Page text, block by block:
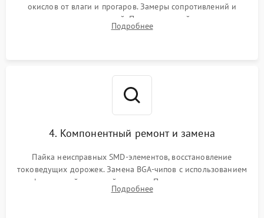
окислов от влаги и прогаров. Замеры сопротивлений и
дежурных напряжений. Проверка цепей питания,
мультиконтроллера, процессора и видеочипа.
Подробнее
4. Компонентный ремонт и замена
Пайка неисправных SMD-элементов, восстановление
токоведущих дорожек. Замена BGA-чипов с использованием
инфракрасной паяльной станции. Прошивка микросхемы
BIOS или замена поврежденных портов USB
Подробнее